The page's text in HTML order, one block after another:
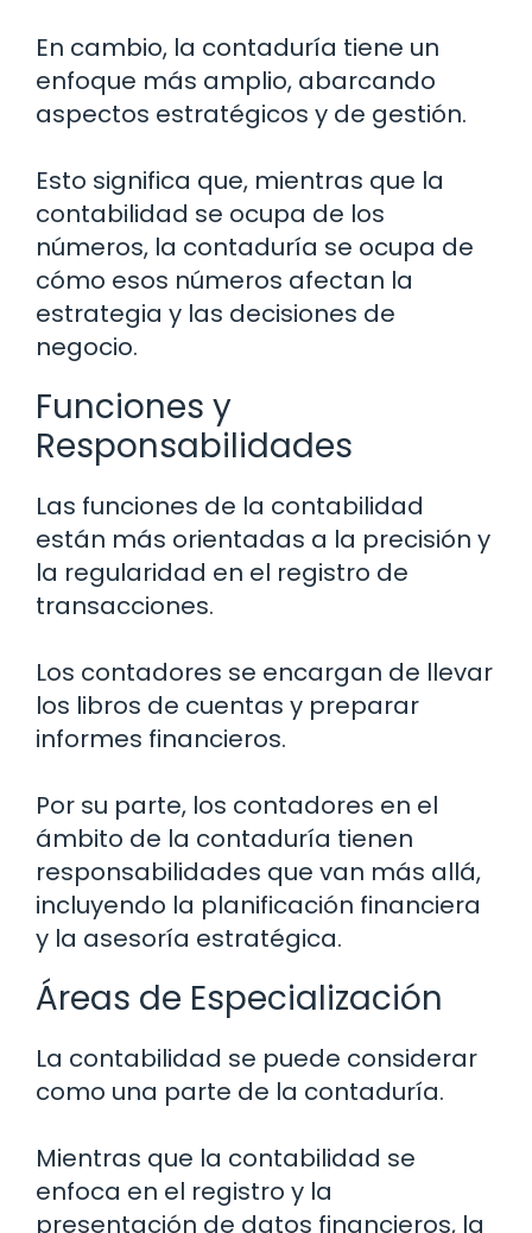
En cambio, la contaduría tiene un
enfoque más amplio, abarcando
aspectos estratégicos y de gestión.
Esto significa que, mientras que la
contabilidad se ocupa de los
números, la contaduría se ocupa de
cómo esos números afectan la
estrategia y las decisiones de
negocio.
Funciones y
Responsabilidades
Las funciones de la contabilidad
están más orientadas a la precisión y
la regularidad en el registro de
transacciones.
Los contadores se encargan de llevar
los libros de cuentas y preparar
informes financieros.
Por su parte, los contadores en el
ámbito de la contaduría tienen
responsabilidades que van más allá,
incluyendo la planificación financiera
y la asesoría estratégica.
Áreas de Especialización
La contabilidad se puede considerar
como una parte de la contaduría.
Mientras que la contabilidad se
enfoca en el registro y la
presentación de datos financieros, la